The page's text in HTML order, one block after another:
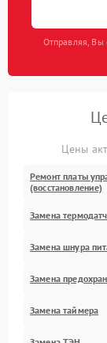
Отправляя, Вы
Цены
Ремонт платы
(восстановление)
Замена
Замена шнура
Замена
Замена таймера